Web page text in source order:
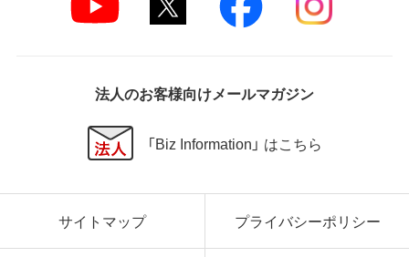
法人のお客様向けメールマガジン
「Biz Information」 はこちら
サイトマップ プライバシーポリシー